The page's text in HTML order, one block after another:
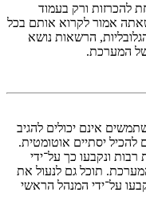
להכרזות ורק בעמוד
אמור לקרוא אותם בכל
הרשאות נושא
של המערכת.
אינם יכולים להגיב
יסתיים אוטומטית.
רבות ונקבעו כך על־ידי
תוכל גם לנעול את
על־ידי המנהל הראשי